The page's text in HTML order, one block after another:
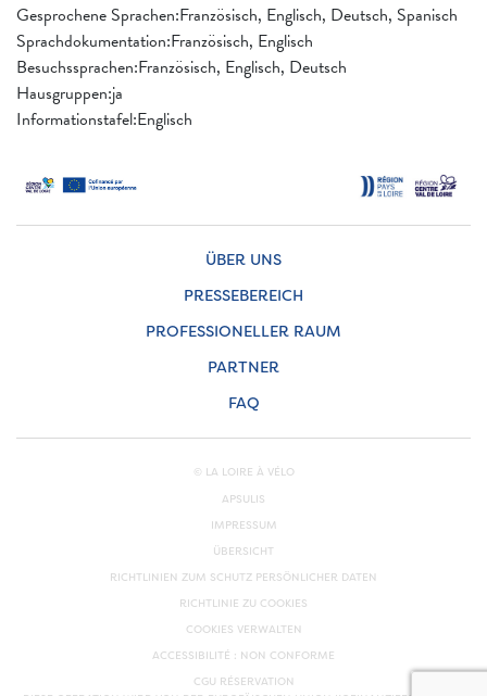
Gesprochene Sprachen:Französisch, Englisch, Deutsch, Spanisch
Sprachdokumentation:Französisch, Englisch
Besuchssprachen:Französisch, Englisch, Deutsch
Hausgruppen:ja
Informationstafel:Englisch
ÜBER UNS
PRESSEBEREICH
PROFESSIONELLER RAUM
PARTNER
FAQ
© LA LOIRE À VÉLO
APSULIS
IMPRESSUM
ÜBERSICHT
RICHTLINIEN ZUM SCHUTZ PERSÖNLICHER DATEN
RICHTLINIE ZU COOKIES
COOKIES VERWALTEN
ACCESSIBILITÉ : NON CONFORME
CGU RÉSERVATION